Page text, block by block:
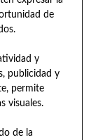
de
y
publicidad y
permite
visuales.
de la